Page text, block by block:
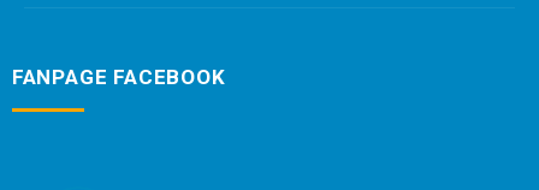
FANPAGE FACEBOOK